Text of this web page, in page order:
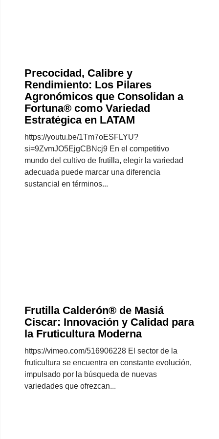
Precocidad, Calibre y
Rendimiento: Los Pilares
Agronómicos que Consolidan a
Fortuna® como Variedad
Estratégica en LATAM
https://youtu.be/1Tm7oESFLYU?
si=9ZvmJO5EjgCBNcj9 En el competitivo
mundo del cultivo de frutilla, elegir la variedad
adecuada puede marcar una diferencia
sustancial en términos...
Frutilla Calderón® de Masiá
Ciscar: Innovación y Calidad para
la Fruticultura Moderna
https://vimeo.com/516906228 El sector de la
fruticultura se encuentra en constante evolución,
impulsado por la búsqueda de nuevas
variedades que ofrezcan...